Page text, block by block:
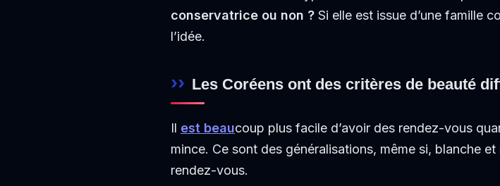
conservatrice ou non ? Si elle est issue d’une famille
l’idée.
Les Coréens ont des critères de beauté
Il est beaucoup plus facile d’avoir des rendez-vous
mince. Ce sont des généralisations, même si, blanche
rendez-vous.